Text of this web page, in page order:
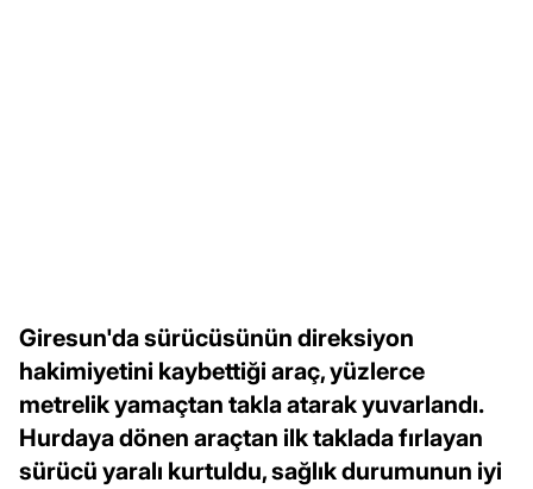
Giresun'da sürücüsünün direksiyon
hakimiyetini kaybettiği araç, yüzlerce
metrelik yamaçtan takla atarak yuvarlandı.
Hurdaya dönen araçtan ilk taklada fırlayan
sürücü yaralı kurtuldu, sağlık durumunun iyi